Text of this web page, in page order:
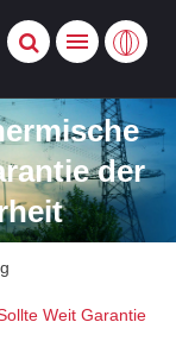
der
Weit Garantie